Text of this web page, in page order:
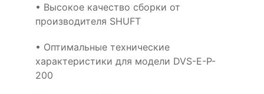
• Высокое качество сборки от
производителя SHUFT
• Оптимальные технические
характеристики для модели DVS-E-P-
200